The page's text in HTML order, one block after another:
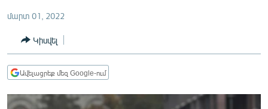
ՏՆՏԵՍՈՒԹՅՈՒՆ
ՂԱՐԱԲԱՂ
ՊԱՏԵՐԱԶՄԻ 6 ՇԱԲԱԹՆԵՐԸ
մարտ 01, 2022
Կիսվել
Ավելացրեք մեզ Google-ում